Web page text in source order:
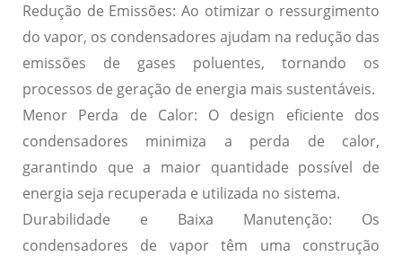
Redução de Emissões: Ao otimizar o ressurgimento
do vapor, os condensadores ajudam na redução das
emissões de gases poluentes, tornando os
processos de geração de energia mais sustentáveis.
Menor Perda de Calor: O design eficiente dos
condensadores minimiza a perda de calor,
garantindo que a maior quantidade possível de
energia seja recuperada e utilizada no sistema.
Durabilidade e Baixa Manutenção: Os
condensadores de vapor têm uma construção